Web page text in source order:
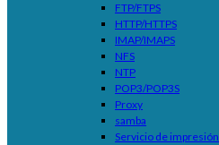
FTP/FTPS
HTTP/HTTPS
IMAP/IMAPS
NFS
NTP
POP3/POP3S
Proxy
samba
Servicio de impresión